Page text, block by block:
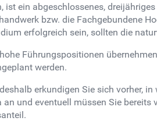
ein abgeschlossenes,
bzw. die Fachgebundene
erfolgreich sein, sollten die
Führungspositionen
werden.
erkundigen Sie sich vorher,
und eventuell müssen Sie